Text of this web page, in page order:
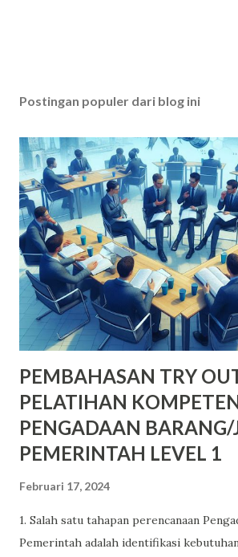
Postingan populer dari blog ini
PEMBAHASAN TRY
PELATIHAN
PENGADAAN BARANG/
PEMERINTAH LEVEL 1
Februari 17, 2024
1. Salah satu tahapan perencanaan
Pemerintah adalah identifikasi